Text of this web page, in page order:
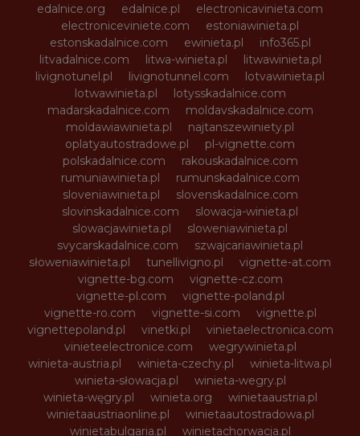
edalnice.org
edalnice.pl
electronicavinieta.com
electroniceviniete.com
estoniawinieta.pl
estonskadalnice.com
ewinieta.pl
info365.pl
litvadalnice.com
litwa-winieta.pl
litwawinieta.pl
livignotunel.pl
livignotunnel.com
lotvawinieta.pl
lotwawinieta.pl
lotysskadalnice.com
madarskadalnice.com
moldavskadalnice.com
moldawiawinieta.pl
najtanszewiniety.pl
oplatyautostradowe.pl
pl-vignette.com
polskadalnice.com
rakouskadalnice.com
rumuniawinieta.pl
rumunskadalnice.com
sloveniawinieta.pl
slovenskadalnice.com
slovinskadalnice.com
slowacja-winieta.pl
slowacjawinieta.pl
sloweniawinieta.pl
svycarskadalnice.com
szwajcariawinieta.pl
słoweniawinieta.pl
tunellivigno.pl
vignette-at.com
vignette-bg.com
vignette-cz.com
vignette-pl.com
vignette-poland.pl
vignette-ro.com
vignette-si.com
vignette.pl
vignettepoland.pl
vinetki.pl
vinietaelectronica.com
vinieteelectronice.com
wegrywinieta.pl
winieta-austria.pl
winieta-czechy.pl
winieta-litwa.pl
winieta-słowacja.pl
winieta-wegry.pl
winieta-węgry.pl
winieta.org
winietaaustria.pl
winietaaustriaonline.pl
winietaautostradowa.pl
winietabulgaria.pl
winietachorwacja.pl